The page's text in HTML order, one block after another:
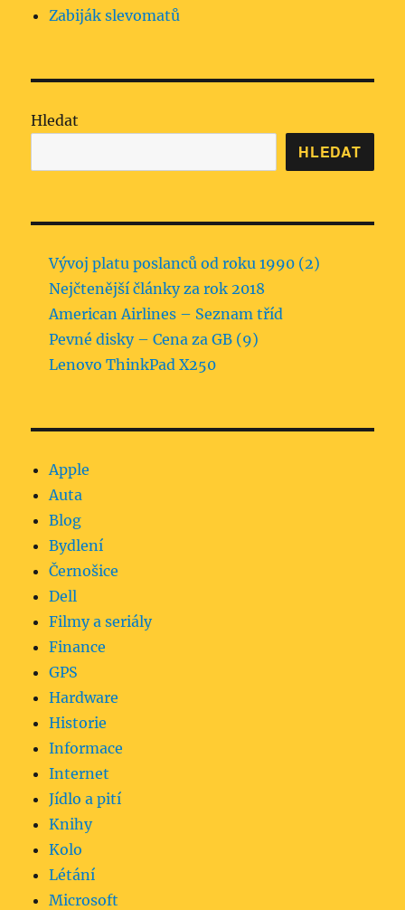
Zabiják slevomatů
Hledat
HLEDAT
Vývoj platu poslanců od roku 1990 (2)
Nejčtenější články za rok 2018
American Airlines – Seznam tříd
Pevné disky – Cena za GB (9)
Lenovo ThinkPad X250
Apple
Auta
Blog
Bydlení
Černošice
Dell
Filmy a seriály
Finance
GPS
Hardware
Historie
Informace
Internet
Jídlo a pití
Knihy
Kolo
Létání
Microsoft